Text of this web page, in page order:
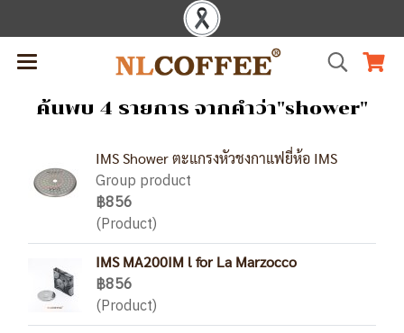
ค้นพบ 4 รายการ จากคำว่า"shower"
IMS Shower ตะแกรงหัวชงกาแฟยี่ห้อ IMS
Group product
฿856
(Product)
IMS MA200IM l for La Marzocco
฿856
(Product)